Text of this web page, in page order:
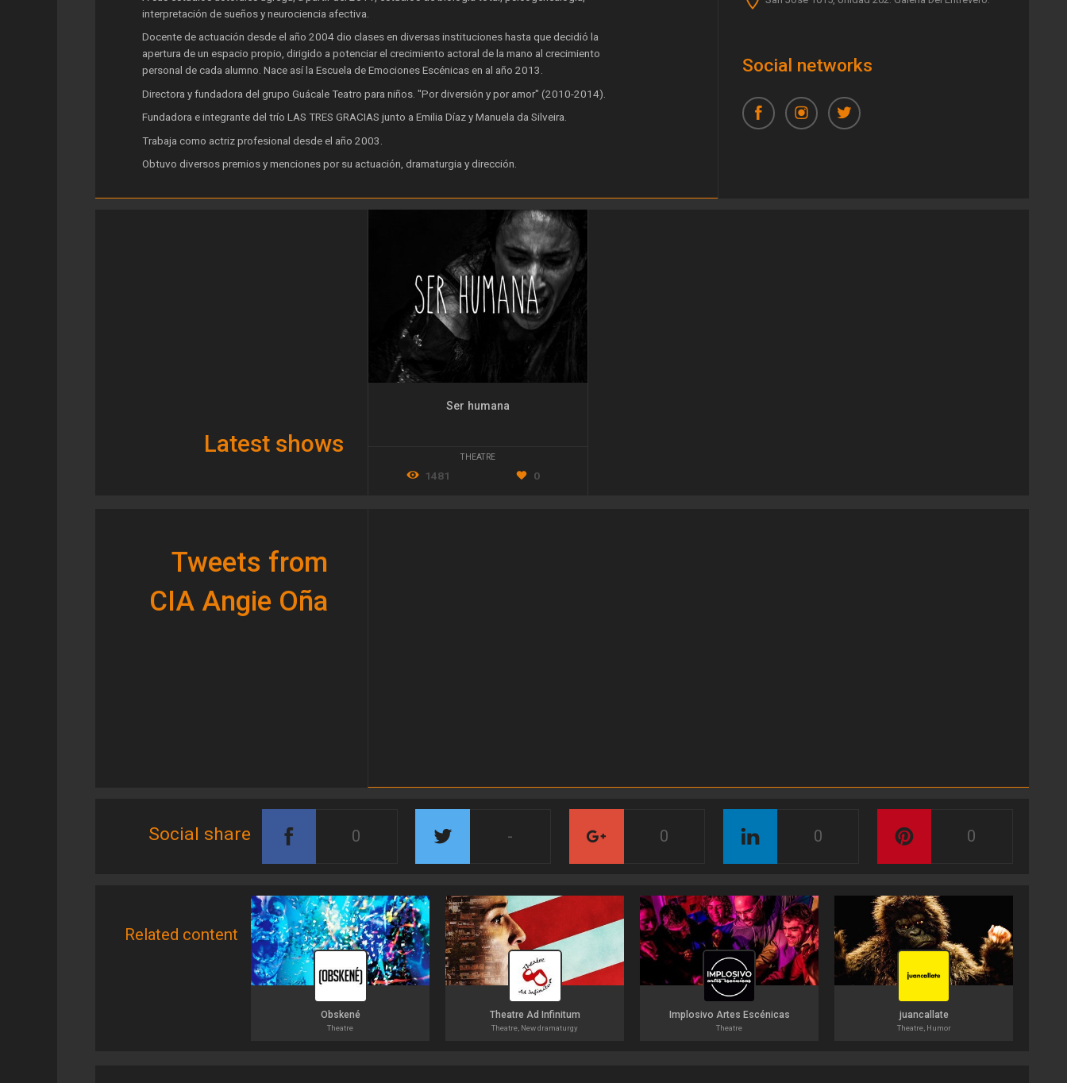
interpretación de sueños y neurociencia afectiva.
Docente de actuación desde el año 2004 dio clases en diversas instituciones hasta que decidió la
apertura de un espacio propio, dirigido a potenciar el crecimiento actoral de la mano al crecimiento
personal de cada alumno. Nace así la Escuela de Emociones Escénicas en al año 2013.
Directora y fundadora del grupo Guácale Teatro para niños. "Por diversión y por amor" (2010-2014).
Fundadora e integrante del trío LAS TRES GRACIAS junto a Emilia Díaz y Manuela da Silveira.
Trabaja como actriz profesional desde el año 2003.
Obtuvo diversos premios y menciones por su actuación, dramaturgia y dirección.
Social networks
Latest shows
Ser humana
THEATRE
1481 0
Tweets from
CIA Angie Oña
Social share 0 - 0 0 0
Related content
Obskené
Theatre
Theatre Ad Infinitum
Theatre, New dramaturgy
Implosivo Artes Escénicas
Theatre
juancallate
Theatre, Humor